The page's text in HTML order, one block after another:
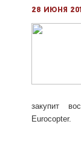
28 июня
закупит
Eurocopter.